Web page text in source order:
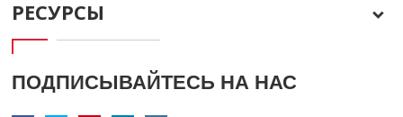
РЕСУРСЫ
ПОДПИСЫВАЙТЕСЬ НА НАС